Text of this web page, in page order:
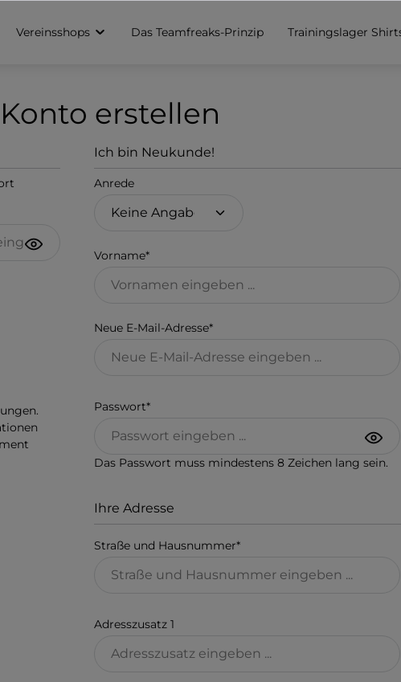
Vereinsshops
Das Teamfreaks-Prinzip Trainingslager
erstellen
Ich bin Neukunde!
Persönliche Informationen
Anrede
Vorname*
Neue E-Mail-Adresse*
Passwort*
Das Passwort muss mindestens 8 Zeichen lang sein.
Ihre Adresse
Straße und Hausnummer*
Adresszusatz 1